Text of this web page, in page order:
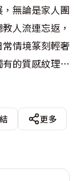
無論是家人團
人流連忘返，
情境篆刻輕奢
的質感紋理，
表情。與此同
規劃專屬活動
共居的完美典
電視，改採極
更多